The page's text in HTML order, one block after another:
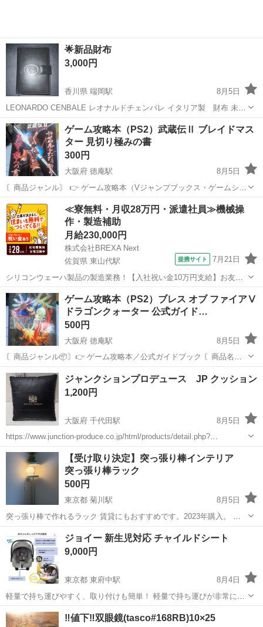
🌟新品財布
3,000円
香川県 端岡駅
8月5日
LEONARDO CENBALE レオナルドチェンバレ イタリア製 財布 未使
用ですが、保管キズや汚れが少々ありますが使用には全く影響ありま
せん 大人の雰囲気な落ち着いた方にはより良いと思います 色違いのお
品物載せて...
香川 高松市 端岡駅 PCパーツ イタリア製
ゲーム攻略本（PS2）武蔵伝Ⅱ ブレイドマス
ター 見切り極みの書
300円
大阪府 徳庵駅
8月5日
〘商品ジャンル〙 👉️ ゲーム攻略本（Vジャンプブックス・ゲームシリ
ーズ） 〘商品名〙 👉️ 武蔵伝Ⅱ ブレイドマスター 見切り極みの書
（スクウェア・エニックス公式 武蔵伝2ブレイドマスター プレイス）
〘...
大阪 東大阪市 徳庵駅 ゲーム攻略本 動画
≪寮無料・月収28万円・派遣社員≫機械操
作・製造補助
月給230,000円
株式会社BREXA Next
佐賀県 東山代駅
提携サイト 7月21日
シリコンウェーハ製品の製造業務！【入社祝い金10万円支給】お友達
やカップルとの応募OK◎年間休日129日＆休出なしでプライベート充
実♪業務はクリーンルームで快適作業◎自社正社員登用制度あり★1食
300円～の格安食堂あり！《佐...
佐賀 伊万里市 東山代駅
ゲーム攻略本（PS2）ブレス オブ ファイアⅤ
ドラゴンクォーター 公式ガイド…
500円
大阪府 徳庵駅
8月5日
〘商品ジャンル📦〙👉️ ゲーム攻略本／公式ガイドブック 〘商品名
🏷️〙👉️ ブレス オブ ファイアⅤ ドラゴンクォーター 公式ガイドブッ
ク 〘本体サイズ📏〙👉️ 約 縦21cm × 横15cm × 厚さ1.5cm...
大阪 東大阪市 徳庵駅 ゲーム攻略本
ジャンクションプロデュース JP クッション
1,200円
大阪府 千代田駅
8月5日
https://www.junction-produce.co.jp/html/products/detail.php?
product_id=337 ジャンクションプロデュースのクッション 自宅保管品
破れとかはないかと思...
大阪 河内長野市 千代田駅 内装、インテリア
ジャンクション
【受け取り決定】突っ張り棒インテリア
突っ張り棒ラック
500円
東京都 菊川駅
8月5日
突っ張り棒で作れるラック 賃貸にもおすすめです。2023年購入。 萩
原 KTR-3116-WH 突っ張り棒＆パーツ 6点セット(丸型) 丸型／ホワイ
ト×ホワイト ※パーツが2つしかありません！！ 経年劣化による傷が
ありま...
東京 江東区 菊川駅 収納家具
ジョイー 新生児対応 チャイルドシート
9,000円
東京都 東府中駅
8月4日
軽量で持ち運びやすく、取り付けも簡単！ 軽量で持ち運びが非常に便
利で、取り付けの簡単です。 新生児から使用でき、赤ちゃんを乗せた
まま移動できる点が特に決め手でした◎ 部屋に運べば、バウンサーに
東京 府中市 東府中駅 ベビー用品
‼️値下‼️双眼鏡(tasco#168RB)10×25